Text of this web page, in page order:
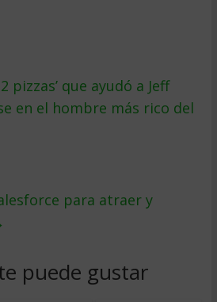
pizzas’ que ayudó a Jeff
en el hombre más rico del
para atraer y
puede gustar